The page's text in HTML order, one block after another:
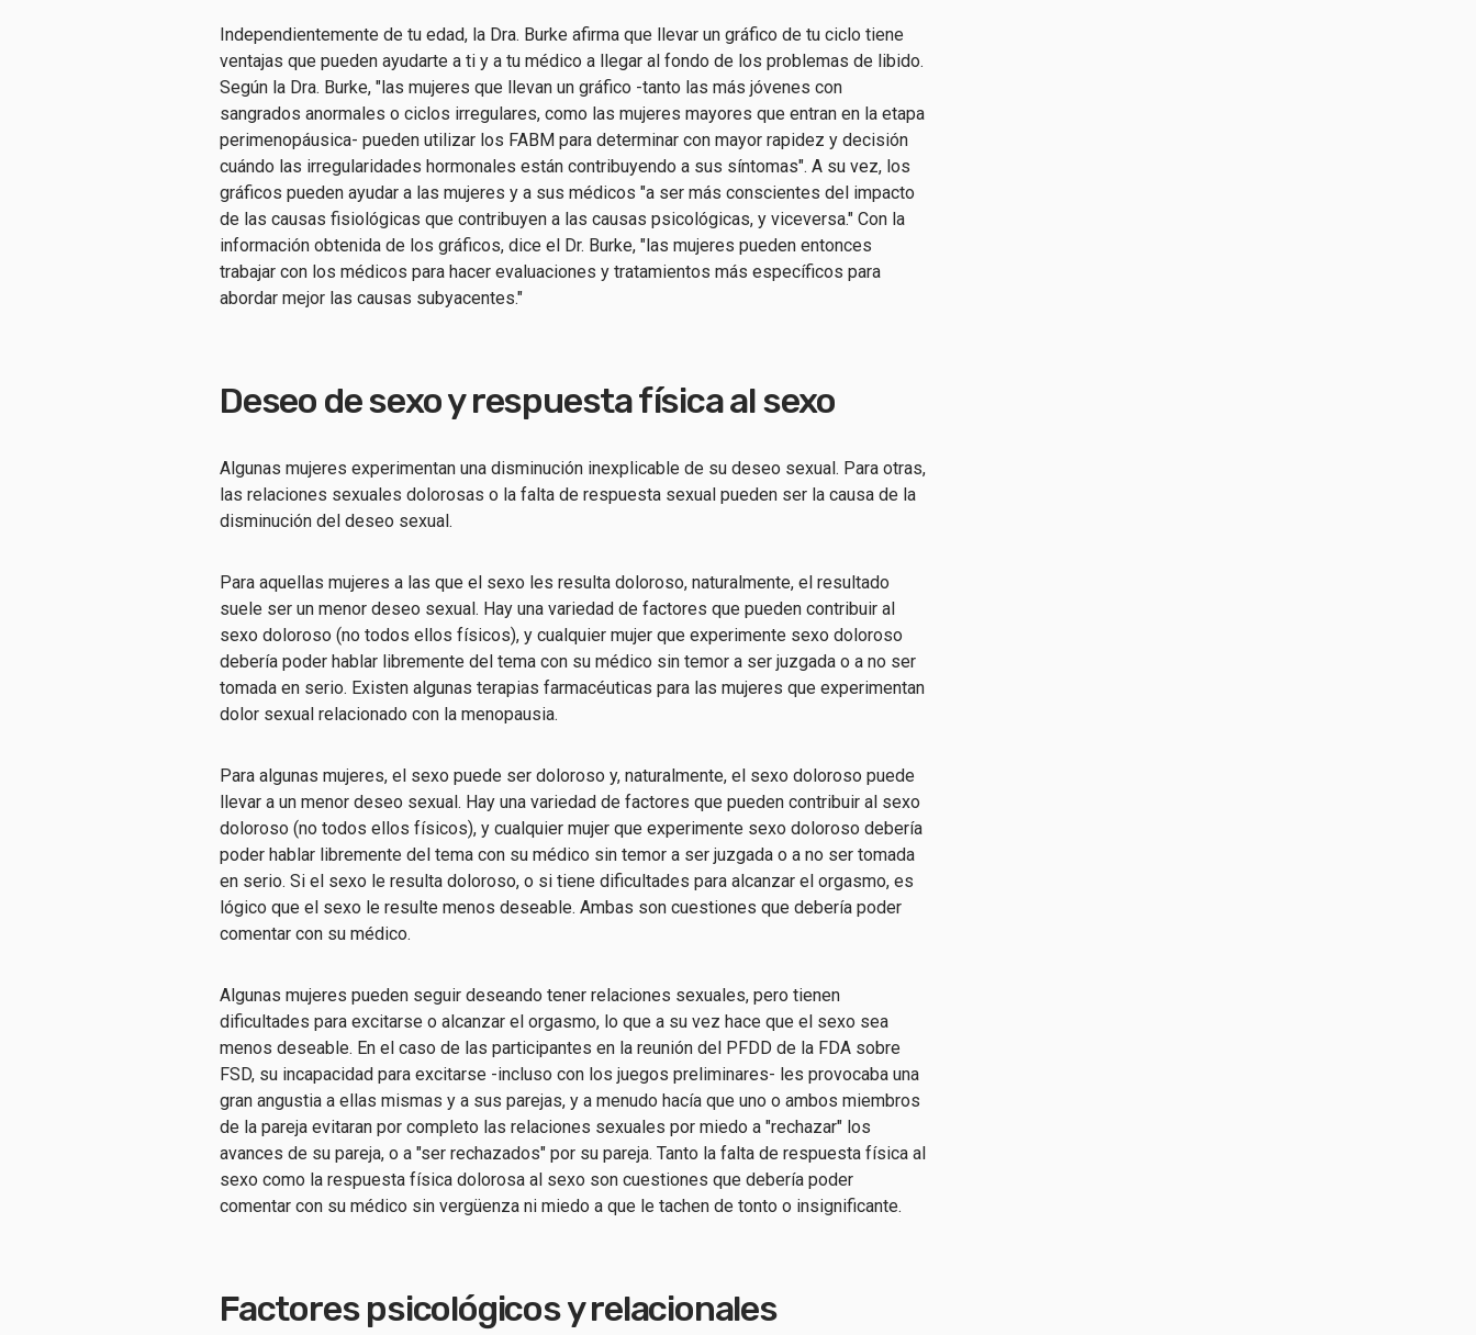
Independientemente de tu edad, la Dra. Burke afirma que llevar un gráfico de tu ciclo tiene
ventajas que pueden ayudarte a ti y a tu médico a llegar al fondo de los problemas de libido.
Según la Dra. Burke, "las mujeres que llevan un gráfico -tanto las más jóvenes con
sangrados anormales o ciclos irregulares, como las mujeres mayores que entran en la etapa
perimenopáusica- pueden utilizar los FABM para determinar con mayor rapidez y decisión
cuándo las irregularidades hormonales están contribuyendo a sus síntomas". A su vez, los
gráficos pueden ayudar a las mujeres y a sus médicos "a ser más conscientes del impacto
de las causas fisiológicas que contribuyen a las causas psicológicas, y viceversa." Con la
información obtenida de los gráficos, dice el Dr. Burke, "las mujeres pueden entonces
trabajar con los médicos para hacer evaluaciones y tratamientos más específicos para
abordar mejor las causas subyacentes."
Deseo de sexo y respuesta física al sexo
Algunas mujeres experimentan una disminución inexplicable de su deseo sexual. Para otras,
las relaciones sexuales dolorosas o la falta de respuesta sexual pueden ser la causa de la
disminución del deseo sexual.
Para aquellas mujeres a las que el sexo les resulta doloroso, naturalmente, el resultado
suele ser un menor deseo sexual. Hay una variedad de factores que pueden contribuir al
sexo doloroso (no todos ellos físicos), y cualquier mujer que experimente sexo doloroso
debería poder hablar libremente del tema con su médico sin temor a ser juzgada o a no ser
tomada en serio. Existen algunas terapias farmacéuticas para las mujeres que experimentan
dolor sexual relacionado con la menopausia.
Para algunas mujeres, el sexo puede ser doloroso y, naturalmente, el sexo doloroso puede
llevar a un menor deseo sexual. Hay una variedad de factores que pueden contribuir al sexo
doloroso (no todos ellos físicos), y cualquier mujer que experimente sexo doloroso debería
poder hablar libremente del tema con su médico sin temor a ser juzgada o a no ser tomada
en serio. Si el sexo le resulta doloroso, o si tiene dificultades para alcanzar el orgasmo, es
lógico que el sexo le resulte menos deseable. Ambas son cuestiones que debería poder
comentar con su médico.
Algunas mujeres pueden seguir deseando tener relaciones sexuales, pero tienen
dificultades para excitarse o alcanzar el orgasmo, lo que a su vez hace que el sexo sea
menos deseable. En el caso de las participantes en la reunión del PFDD de la FDA sobre
FSD, su incapacidad para excitarse -incluso con los juegos preliminares- les provocaba una
gran angustia a ellas mismas y a sus parejas, y a menudo hacía que uno o ambos miembros
de la pareja evitaran por completo las relaciones sexuales por miedo a "rechazar" los
avances de su pareja, o a "ser rechazados" por su pareja. Tanto la falta de respuesta física al
sexo como la respuesta física dolorosa al sexo son cuestiones que debería poder
comentar con su médico sin vergüenza ni miedo a que le tachen de tonto o insignificante.
Factores psicológicos y relacionales